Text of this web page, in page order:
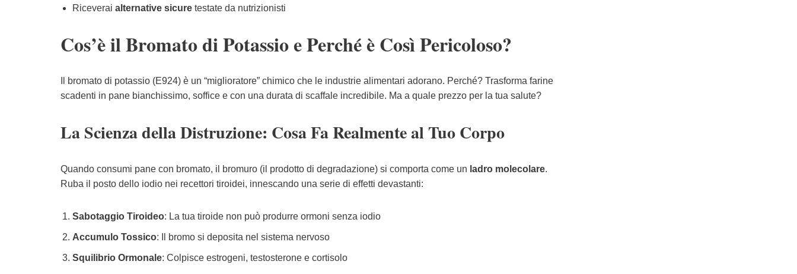
Riceverai alternative sicure testate da nutrizionisti
Cos’è il Bromato di Potassio e Perché è Così Pericoloso?
Il bromato di potassio (E924) è un “miglioratore” chimico che le industrie alimentari adorano. Perché? Trasforma farine
scadenti in pane bianchissimo, soffice e con una durata di scaffale incredibile. Ma a quale prezzo per la tua salute?
La Scienza della Distruzione: Cosa Fa Realmente al Tuo Corpo
Quando consumi pane con bromato, il bromuro (il prodotto di degradazione) si comporta come un ladro molecolare.
Ruba il posto dello iodio nei recettori tiroidei, innescando una serie di effetti devastanti:
Sabotaggio Tiroideo: La tua tiroide non può produrre ormoni senza iodio
Accumulo Tossico: Il bromo si deposita nel sistema nervoso
Squilibrio Ormonale: Colpisce estrogeni, testosterone e cortisolo